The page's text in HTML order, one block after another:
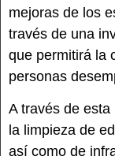
mejoras de los
través de una
que permitirá la
personas
A través de
la limpieza de
así como de